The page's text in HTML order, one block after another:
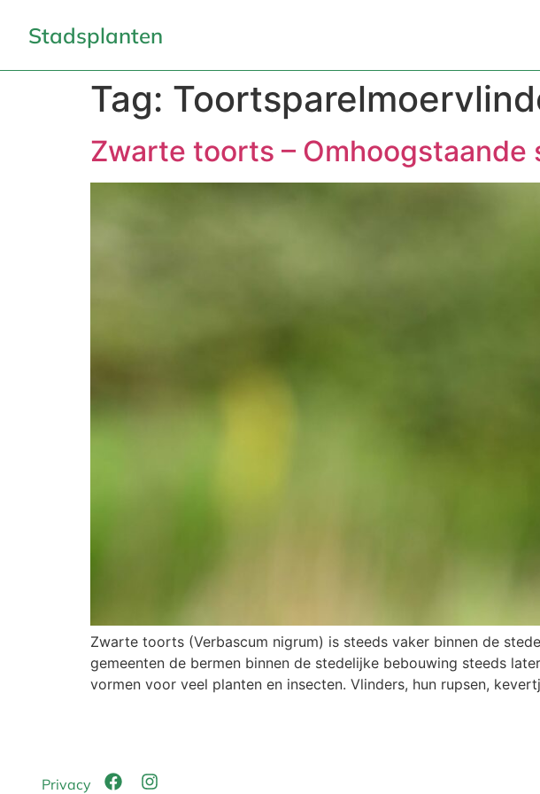
Stadsplanten
Tag:
Zwarte toorts –
Zwarte toorts (Verbascum nigrum) is steeds vaker binnen de
gemeenten de bermen binnen de stedelijke bebouwing steeds
vormen voor veel planten en insecten. Vlinders, hun rupsen,
Privacy